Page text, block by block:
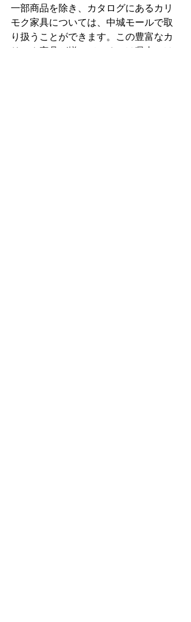
一部商品を除き、カタログにあるカリ
モク家具については、中城モールで取
り扱うことができます。この豊富なカ
リモク家具が揃っているのは県内では